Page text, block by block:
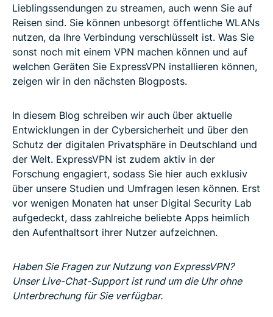
Lieblingssendungen zu streamen, auch wenn Sie auf
Reisen sind. Sie können unbesorgt öffentliche WLANs
nutzen, da Ihre Verbindung verschlüsselt ist. Was Sie
sonst noch mit einem VPN machen können und auf
welchen Geräten Sie ExpressVPN installieren können,
zeigen wir in den nächsten Blogposts.
In diesem Blog schreiben wir auch über aktuelle
Entwicklungen in der Cybersicherheit und über den
Schutz der digitalen Privatsphäre in Deutschland und
der Welt. ExpressVPN ist zudem aktiv in der
Forschung engagiert, sodass Sie hier auch exklusiv
über unsere Studien und Umfragen lesen können. Erst
vor wenigen Monaten hat unser Digital Security Lab
aufgedeckt, dass zahlreiche beliebte Apps heimlich
den Aufenthaltsort ihrer Nutzer aufzeichnen.
Haben Sie Fragen zur Nutzung von ExpressVPN?
Unser Live-Chat-Support ist rund um die Uhr ohne
Unterbrechung für Sie verfügbar.